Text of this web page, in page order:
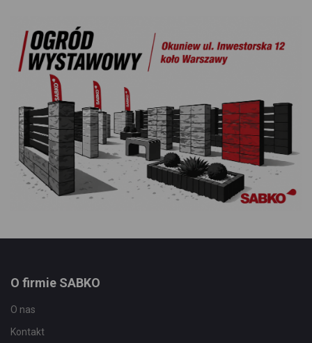
O firmie SABKO
O nas
Kontakt